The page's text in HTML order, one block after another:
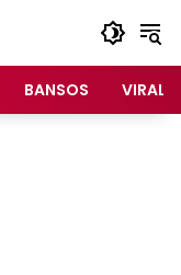
BANSOS VIRAL